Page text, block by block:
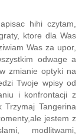
hihi czytam,
ktore dla Was
Was za upor,
odwage a
zmianie optyki na
Twoje wpisy od
i konfrontacji z
Trzymaj Tangerina
jestem z
modlitwami,